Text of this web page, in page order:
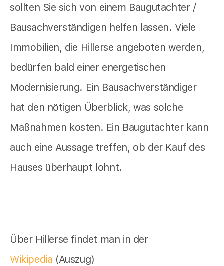
sollten Sie sich von einem Baugutachter /
Bausachverständigen helfen lassen. Viele
Immobilien, die Hillerse angeboten werden,
bedürfen bald einer energetischen
Modernisierung. Ein Bausachverständiger
hat den nötigen Überblick, was solche
Maßnahmen kosten. Ein Baugutachter kann
auch eine Aussage treffen, ob der Kauf des
Hauses überhaupt lohnt.
Über Hillerse findet man in der
Wikipedia (Auszug)